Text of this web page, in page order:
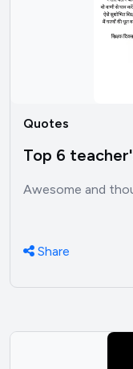
Quotes
Top 6
Awesome and
Share